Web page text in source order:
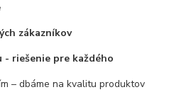
zákazníkov
- riešenie pre každého
– dbáme na kvalitu produktov